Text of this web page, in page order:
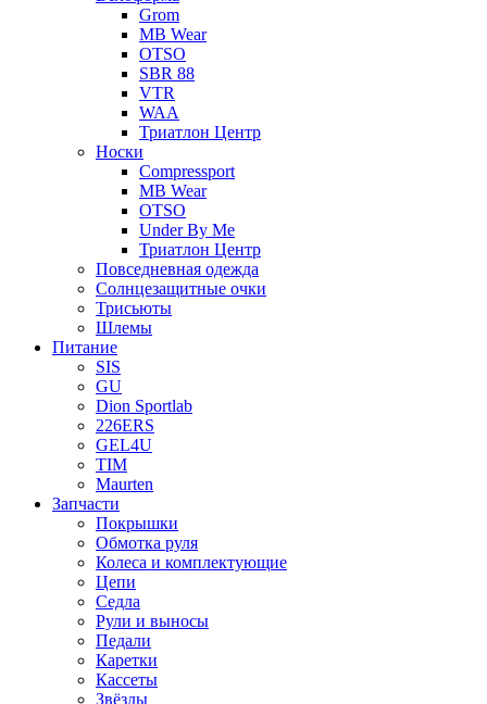
Grom
MB Wear
OTSO
SBR 88
VTR
WAA
Триатлон Центр
Носки
Compressport
MB Wear
OTSO
Under By Me
Триатлон Центр
Повседневная одежда
Солнцезащитные очки
Трисьюты
Шлемы
Питание
SIS
GU
Dion Sportlab
226ERS
GEL4U
TIM
Maurten
Запчасти
Покрышки
Обмотка руля
Колеса и комплектующие
Цепи
Седла
Рули и выносы
Педали
Каретки
Кассеты
Звёзды